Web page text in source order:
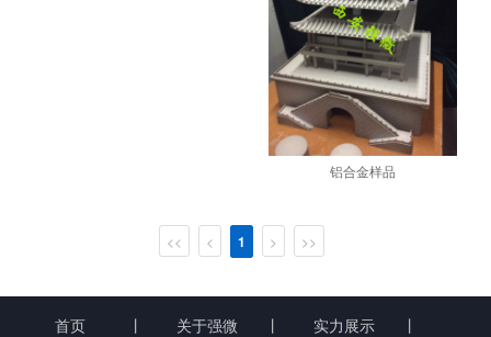
铝合金样品
<< < 1 > >>
首页 丨 关于强微 丨 实力展示 丨